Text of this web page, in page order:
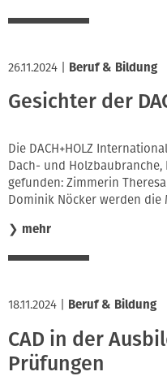
26.11.2024 Beruf & Bildung
Gesichter der
Die DACH+HOLZ
Dach- und
gefunden: Zimmerin
Dominik Nöcker werden die
❯ mehr
18.11.2024 Beruf & Bildung
CAD in der
Prüfungen